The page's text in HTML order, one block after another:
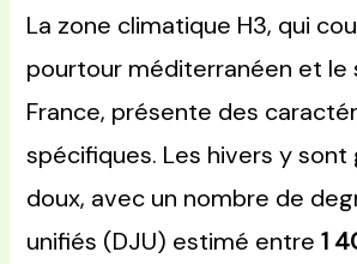
La zone climatique H3, qui
pourtour méditerranéen et le
France, présente des
spécifiques. Les hivers y
doux, avec un nombre de
unifiés (DJU) estimé entre1